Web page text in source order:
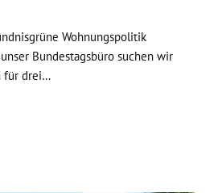
Wohnungspolitik
Bundestagsbüro suchen wir
für drei…